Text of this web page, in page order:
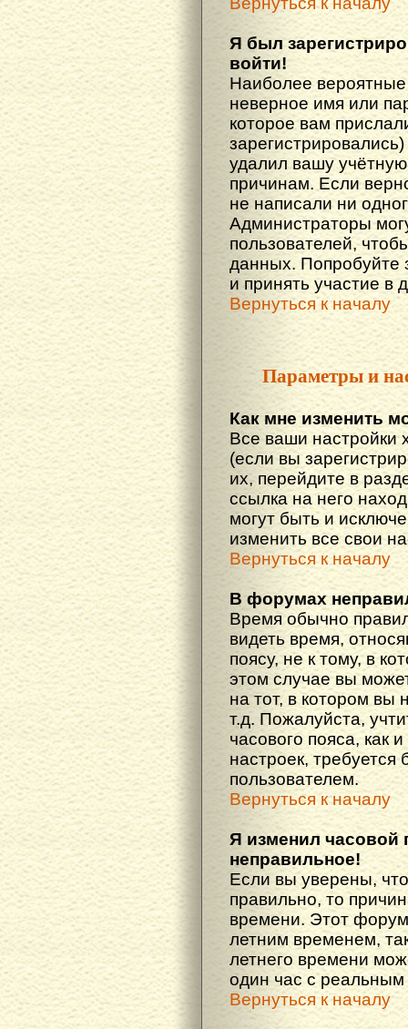
Я был
войти!
Наиболее
неверное имя или
которое вам
удалил вашу
причинам. Если
не написали ни
Администраторы
пользователей,
данных. Попробуйте
и принять участие в
Вернуться к началу
Параметры и
Как мне изменить
Все ваши настройки
(если вы
их, перейдите в
ссылка на него
могут быть и
изменить все свои
Вернуться к началу
В форумах
Время обычно
видеть время,
поясу, не к тому, в
этом случае вы
на тот, в котором вы
т.д. Пожалуйста,
часового пояса, как
настроек,
пользователем.
Вернуться к началу
Я изменил часовой
неправильное!
Если вы уверены,
правильно, то
времени. Этот
летним временем,
летнего времени
один час с
Вернуться к началу